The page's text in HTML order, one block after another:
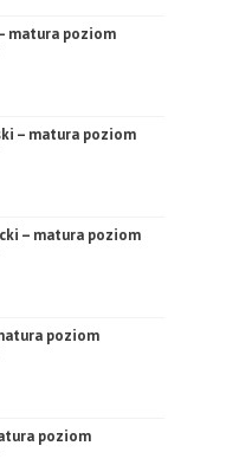
matura poziom
– matura poziom
– matura poziom
poziom
poziom